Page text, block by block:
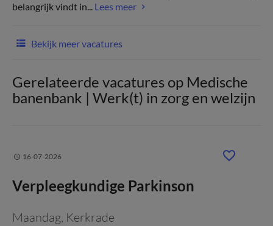
belangrijk vindt in... Lees meer
Bekijk meer vacatures
Gerelateerde vacatures op Medische
banenbank | Werk(t) in zorg en welzijn
16-07-2026
Verpleegkundige Parkinson
Maandag, Kerkrade